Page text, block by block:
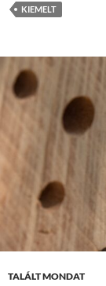
KIEMELT
TALÁLT MONDAT